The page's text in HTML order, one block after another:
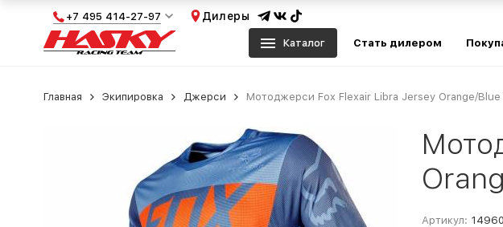
+7 495 414-27-97 Дилеры
Каталог Стать дилером
Главная Экипировка Джерси Мотоджерси Fox Flexair Libra Jersey Orange/
Артикул: